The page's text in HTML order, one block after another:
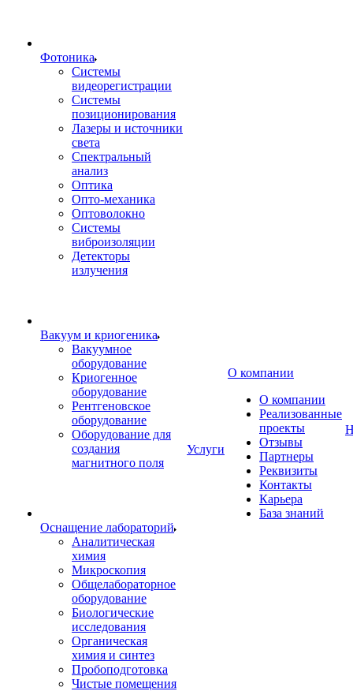
Фотоника
Cистемы
видеорегистрации
Системы
позиционирования
Лазеры и источники
света
Спектральный
анализ
Оптика
Опто-механика
Оптоволокно
Системы
виброизоляции
Детекторы
излучения
Вакуум и криогеника
Вакуумное
оборудование
Криогенное
оборудование
Рентгеновское
оборудование
Оборудование для
создания
магнитного поля
Оснащение лабораторий
Аналитическая
химия
Микроскопия
Общелабораторное
оборудование
Биологические
исследования
Органическая
химия и синтез
Пробоподготовка
Чистые помещения
Услуги
О компании
О компании
Реализованные
проекты
Отзывы
Партнеры
Реквизиты
Контакты
Карьера
База знаний